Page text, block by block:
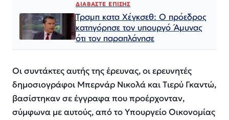
ΔΙΑΒΑΣΤΕ ΕΠΙΣΗΣ
Τραμπ κατα Χέγκσεθ: Ο πρόεδρος
κατηγόρησε τον υπουργό Άμυνας
ότι τον παραπλάνησε
Οι συντάκτες αυτής της έρευνας, οι ερευνητές
δημοσιογράφοι Μπερνάρ Νικολά και Tιερύ Γκαντώ,
βασίστηκαν σε έγγραφα που προέρχονταν,
σύμφωνα με αυτούς, από το Υπουργείο Οικονομίας